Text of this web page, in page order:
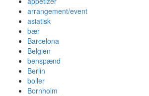
arrangement/event
asiatisk
bær
Barcelona
Belgien
benspænd
Berlin
boller
Bornholm